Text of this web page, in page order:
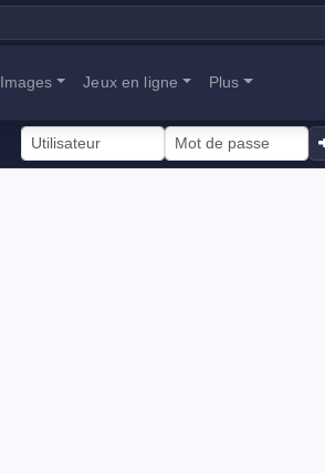
Images Jeux en ligne Plus